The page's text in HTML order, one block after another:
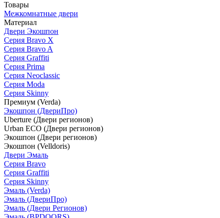
Товары
Межкомнатные двери
Материал
Двери Экошпон
Серия Bravo X
Серия Bravo A
Серия Graffiti
Серия Prima
Серия Neoclassic
Серия Moda
Серия Skinny
Премиум (Verda)
Экошпон (ДвериПро)
Uberture (Двери регионов)
Urban ECO (Двери регионов)
Экошпон (Двери регионов)
Экошпон (Velldoris)
Двери Эмаль
Серия Bravo
Серия Graffiti
Серия Skinny
Эмаль (Verda)
Эмаль (ДвериПро)
Эмаль (Двери Регионов)